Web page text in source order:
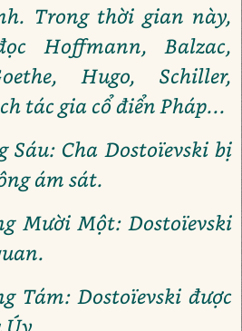
Trong thời gian này,
Hoffmann, Balzac,
Hugo, Schiller,
tác gia cổ điển Pháp...
Cha Dostoïevski bị
ám sát.
Mười Một: Dostoïevski
Tám: Dostoïevski được